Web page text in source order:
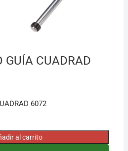
GUÍA CUADRAD
6072
al carrito
de Ferretería El Arroyo.
y te ayudo a encontrarlo,